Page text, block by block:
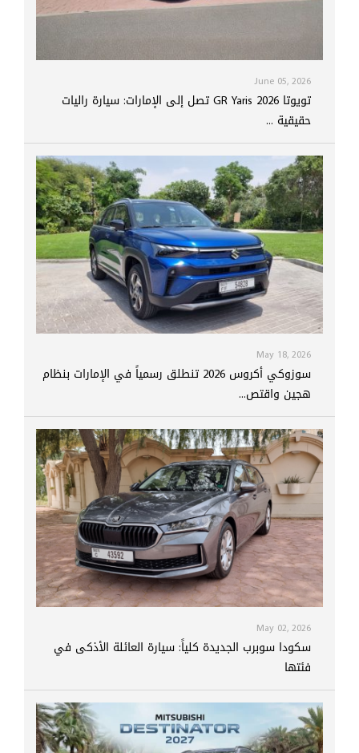
June 05, 2026
تويوتا GR Yaris 2026 تصل إلى الإمارات: سيارة راليات
حقيقية ...
May 18, 2026
سوزوكي أكروس 2026 تنطلق رسمياً في الإمارات بنظام
هجين واقتص...
May 02, 2026
سكودا سوبرب الجديدة كلياً: سيارة العائلة الأذكى في
فئتها